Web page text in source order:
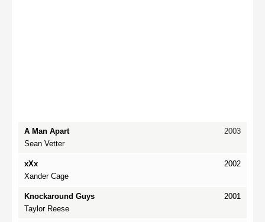
2003
A Man Apart
Sean Vetter
2002
xXx
Xander Cage
2001
Knockaround Guys
Taylor Reese